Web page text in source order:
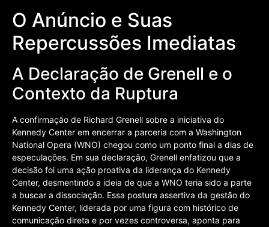
O Anúncio e Suas
Repercussões Imediatas
A Declaração de Grenell e o
Contexto da Ruptura
A confirmação de Richard Grenell sobre a iniciativa do
Kennedy Center em encerrar a parceria com a Washington
National Opera (WNO) chegou como um ponto final a dias de
especulações. Em sua declaração, Grenell enfatizou que a
decisão foi uma ação proativa da liderança do Kennedy
Center, desmentindo a ideia de que a WNO teria sido a parte
a buscar a dissociação. Essa postura assertiva da gestão do
Kennedy Center, liderada por uma figura com histórico de
comunicação direta e por vezes controversa, aponta para